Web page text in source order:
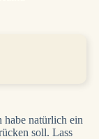
habe natürlich ein
soll. Lass